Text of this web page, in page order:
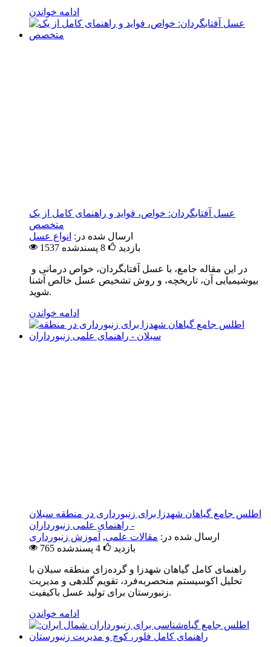
ادامه خواندن
عسل آفتابگردان: خواص، فواید و راهنمای کامل از یک
متخصص
ارسال شده در: انواع عسل
1537 بازدید
8 پسندشده
بیوشیمیایی آن، تاریخچه، و روش تشخیص عسل خالص آشنا
شوید.
ادامه خواندن
اطلس جامع گیاهان شهدزا برای زنبورداری در منطقه سبلان
- راهنمای علمی زنبورداران
ارسال شده در: مقالات علمی, آموزش زنبورداری
765 بازدید
4 پسندشده
راهنمای کامل گیاهان شهدزا و گرده‌زای منطقه سبلان با
تحلیل اکوسیستم منحصربه‌فرد، تقویم گلدهی و مدیریت
زنبورستان برای تولید عسل باکیفیت.
ادامه خواندن